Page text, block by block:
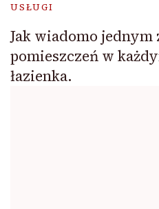
USŁUGI
Jak wiadomo
pomieszczeń w
łazienka.